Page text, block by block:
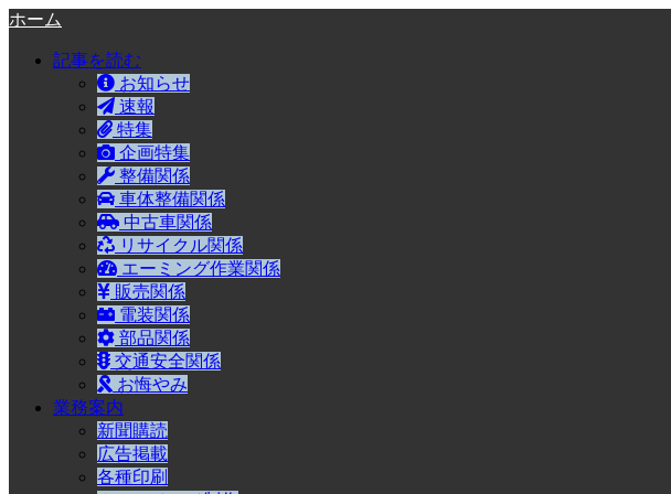
ホーム
記事を読む
お知らせ
速報
特集
企画特集
整備関係
車体整備関係
中古車関係
リサイクル関係
エーミング作業関係
販売関係
電装関係
部品関係
交通安全関係
お悔やみ
業務案内
新聞購読
広告掲載
各種印刷